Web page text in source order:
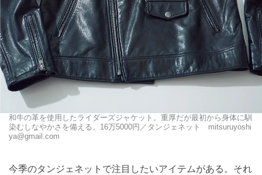
和牛の革を使用したライダーズジャケット。重厚だが最初から身体に馴
染むしなやかさを備える。16万5000円／タンジェネット mitsuruyoshi
ya@gmail.com
今季のタンジェネットで注目したいアイテムがある。それ